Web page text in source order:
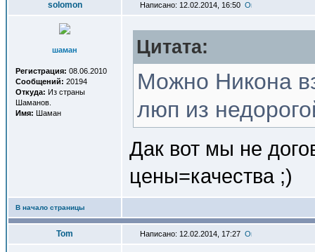
solomon Написано: 12.02.2014, 16:50
шаман
Регистрация: 08.06.2010
Сообщений: 20194
Откуда: Из страны
Шаманов.
Имя: Шаман
Цитата:
Можно Никона
люп из
Дак вот мы не
цены=качества ;)
В начало страницы
Tom Написано: 12.02.2014, 17:27